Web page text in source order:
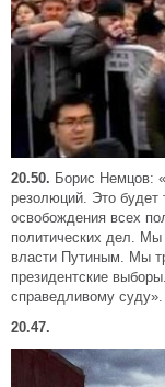
20.50. Борис Немцов:
резолюций. Это
освобождения всех
политических дел. Мы
власти Путиным. Мы
президентские
справедливому суду».
20.47.